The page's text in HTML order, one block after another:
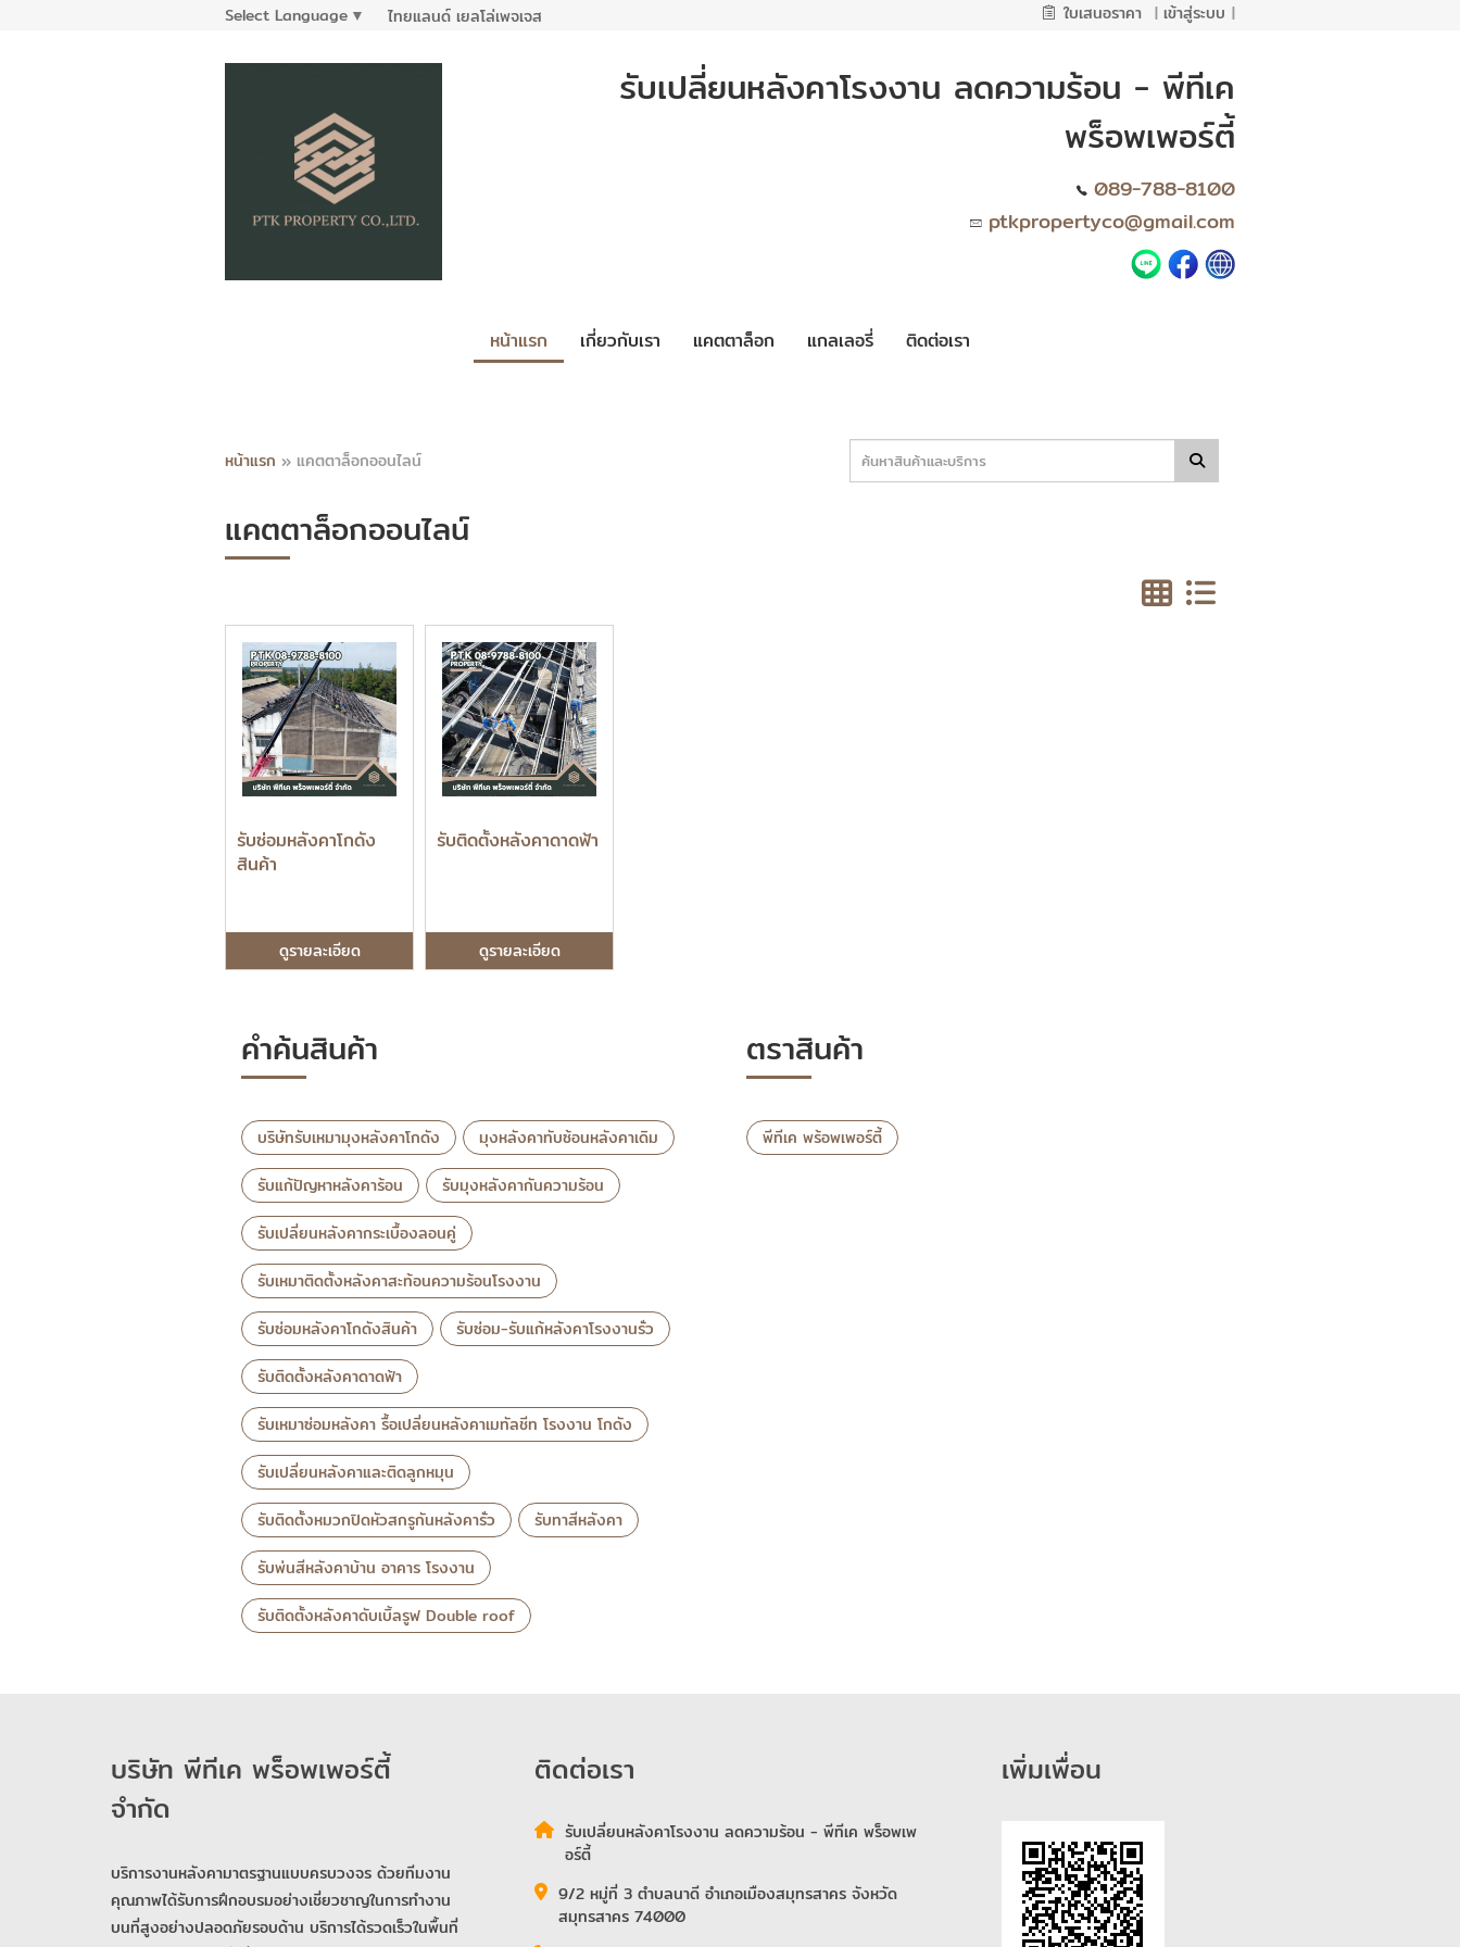
Select Language ▼ ไทยแลนด์ เยลโล่เพจเจส ใบเสนอราคา | เข้าสู่ระบบ |
รับเปลี่ยนหลังคาโรงงาน ลดความร้อน - พีทีเค
พร็อพเพอร์ตี้
089-788-8100
ptkpropertyco@gmail.com
หน้าแรก เกี่ยวกับเรา แคตตาล็อก แกลเลอรี่ ติดต่อเรา
หน้าแรก » แคตตาล็อกออนไลน์
แคตตาล็อกออนไลน์
รับซ่อมหลังคาโกดัง
สินค้า
ดูรายละเอียด
รับติดตั้งหลังคาดาดฟ้า
ดูรายละเอียด
คำค้นสินค้า
บริษัทรับเหมามุงหลังคาโกดัง
มุงหลังคาทับซ้อนหลังคาเดิม
รับแก้ปัญหาหลังคาร้อน
รับมุงหลังคากันความร้อน
รับเปลี่ยนหลังคากระเบื้องลอนคู่
รับเหมาติดตั้งหลังคาสะท้อนความร้อนโรงงาน
รับซ่อมหลังคาโกดังสินค้า
รับซ่อม-รับแก้หลังคาโรงงานรั่ว
รับติดตั้งหลังคาดาดฟ้า
รับเหมาซ่อมหลังคา รื้อเปลี่ยนหลังคาเมทัลชีท โรงงาน โกดัง
รับเปลี่ยนหลังคาและติดลูกหมุน
รับติดตั้งหมวกปิดหัวสกรูกันหลังคารั่ว
รับทาสีหลังคา
รับพ่นสีหลังคาบ้าน อาคาร โรงงาน
รับติดตั้งหลังคาดับเบิ้ลรูฟ Double roof
ตราสินค้า
พีทีเค พร้อพเพอร์ตี้
บริษัท พีทีเค พร็อพเพอร์ตี้
จำกัด
บริการงานหลังคามาตรฐานแบบครบวงจร ด้วยทีมงาน
คุณภาพได้รับการฝึกอบรมอย่างเชี่ยวชาญในการทำงาน
บนที่สูงอย่างปลอดภัยรอบด้าน บริการได้รวดเร็วในพื้นที่
ติดต่อเรา
รับเปลี่ยนหลังคาโรงงาน ลดความร้อน - พีทีเค พร็อพเพ
อร์ตี้
9/2 หมู่ที่ 3 ตำบลนาดี อำเภอเมืองสมุทรสาคร จังหวัด
สมุทรสาคร 74000
เพิ่มเพื่อน